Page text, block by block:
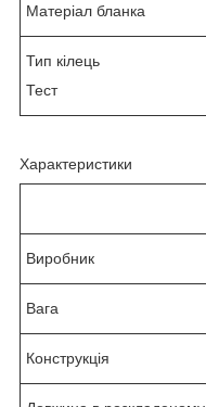
Матеріал бланка
Тип кілець
Тест
Характеристики
Виробник
Вага
Конструкція